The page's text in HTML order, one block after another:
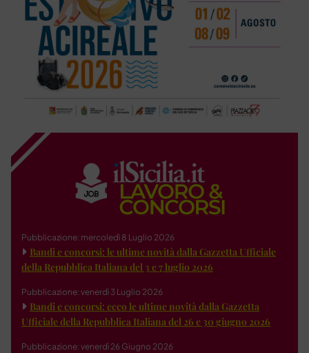
Pubblicazione: mercoledì 8 Luglio 2026
Bandi e concorsi: le ultime novità dalla Gazzetta Ufficiale
della Repubblica Italiana del 3 e 7 luglio 2026
Pubblicazione: venerdì 3 Luglio 2026
Bandi e concorsi: ecco le ultime novità dalla Gazzetta
Ufficiale della Repubblica Italiana del 26 e 30 giugno 2026
Pubblicazione: venerdì 26 Giugno 2026